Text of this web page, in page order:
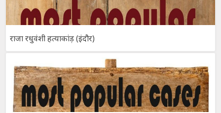
राजा रधुवंशी हत्याकांड़ (इंदौर)